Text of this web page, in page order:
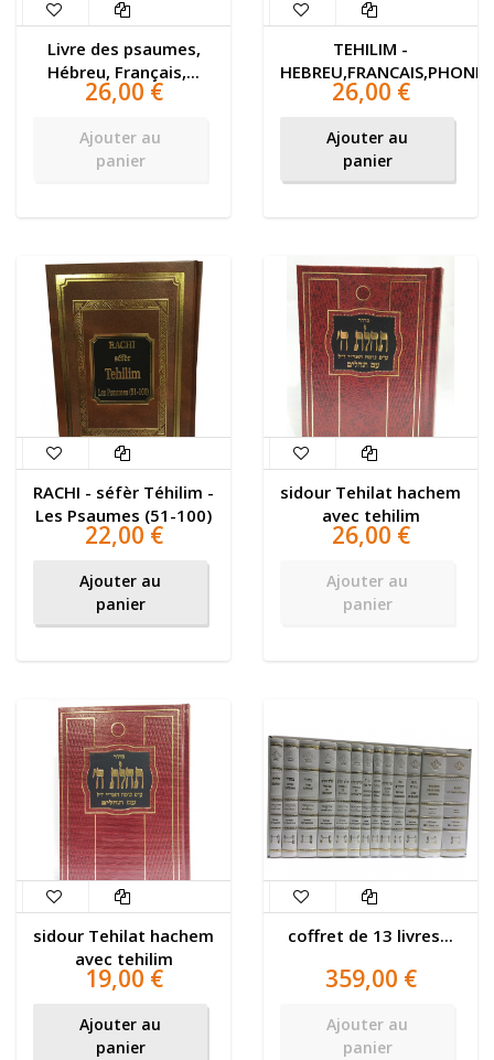
Livre des psaumes,
Hébreu, Français,...
26,00 €
Ajouter au
panier
TEHILIM -
26,00 €
Ajouter au
panier
RACHI - séfèr Téhilim -
Les Psaumes (51-100)
22,00 €
Ajouter au
panier
sidour Tehilat hachem
avec tehilim
26,00 €
Ajouter au
panier
sidour Tehilat hachem
avec tehilim
19,00 €
Ajouter au
panier
coffret de 13 livres...
359,00 €
Ajouter au
panier